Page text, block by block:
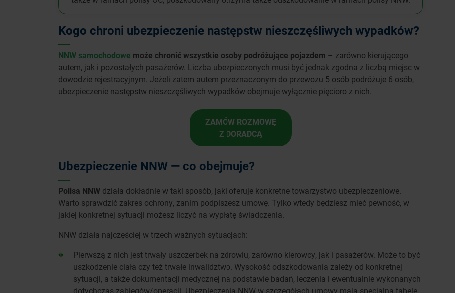
Kogo chroni ubezpieczenie następstw nieszczęśliwych wypadków?
NNW samochodowe może chronić wszystkie osoby podróżujące pojazdem – zarówno kierującego
autem, jak i pozostałych pasażerów. Liczba ubezpieczonych musi być jednak zgodna z liczbą miejsc w
dowodzie rejestracyjnym. Jeżeli zatem autem przeznaczonym do przewozu 5 osób podróżuje 6 osób,
ubezpieczenie następstw nieszczęśliwych wypadków obejmuje wyłącznie pięcioro z nich.
ZAMÓW ROZMOWĘ
Z DORADCĄ
Ubezpieczenie NNW — co obejmuje?
Polisa NNW działa dokładnie w taki sposób, jaki oferuje konkretne towarzystwo ubezpieczeniowe.
Warto sprawdzić zakres ochrony, zanim podpiszesz umowę. Tylko wtedy będziesz mieć pewność, w
jakiej konkretnej sytuacji możesz liczyć na wypłatę świadczenia.
NNW działa najczęściej w trzech ważnych sytuacjach:
Pierwszą z nich jest trwały uszczerbek na zdrowiu, zarówno kierowcy, jak i pasażerów. Może to być
uszkodzenie ciała czy też trwałe inwalidztwo. Wysokość odszkodowania zależy od konkretnej
sytuacji, a także dokumentacji medycznej na podstawie badań, leczenia i ewentualnie wykonanych
dotychczas zabiegów/operacji. Ubezpieczenia NNW w szczegółach umowy mają specjalną tabelę,